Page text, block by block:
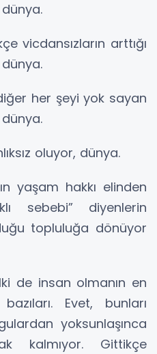
vicdansızların arttığı
her şeyi yok sayan
oluyor, dünya.
yaşam hakkı elinden
sebebi” diyenlerin
topluluğa dönüyor
de insan olmanın en
Evet, bunları
yoksunlaşınca
kalmıyor. Gittikçe